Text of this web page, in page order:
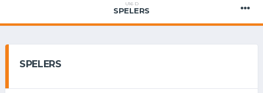
U16 D
SPELERS
SPELERS